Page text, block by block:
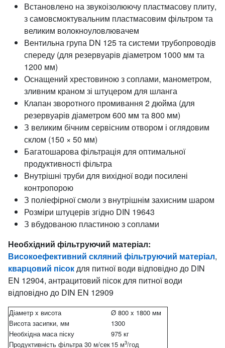
Встановлено на звукоізолюючу пластмасову плиту,
з самовсмоктувальним пластмасовим фільтром та
великим волокноуловлювачем
Вентильна група DN 125 та системи трубопроводів
спереду (для резервуарів діаметром 1000 мм та
1200 мм)
Оснащений хрестовиною з соплами, манометром,
зливним краном зі штуцером для шланга
Клапан зворотного промивання 2 дюйма (для
резервуарів діаметром 600 мм та 800 мм)
З великим бічним сервісним отвором і оглядовим
склом (150 × 50 мм)
Багатошарова фільтрація для оптимальної
продуктивності фільтра
Внутрішні труби для вихідної води посилені
контропорою
З поліефірної смоли з внутрішнім захисним шаром
Розміри штуцерів згідно DIN 19643
З вбудованою пластиною з соплами
Необхідний фільтруючий матеріал:
Високоефективний скляний фільтруючий матеріал,
кварцовий пісокдля питної води відповідно до DIN
EN 12904, антрацитовий пісок для питної води
відповідно до DIN EN 12909
Діаметр x висота
Ø 800 x 1800 мм
Висота засипки, мм
1300
Необхідна маса піску
975 кг
Продуктивність фільтра 30 м/сек15 м3/год